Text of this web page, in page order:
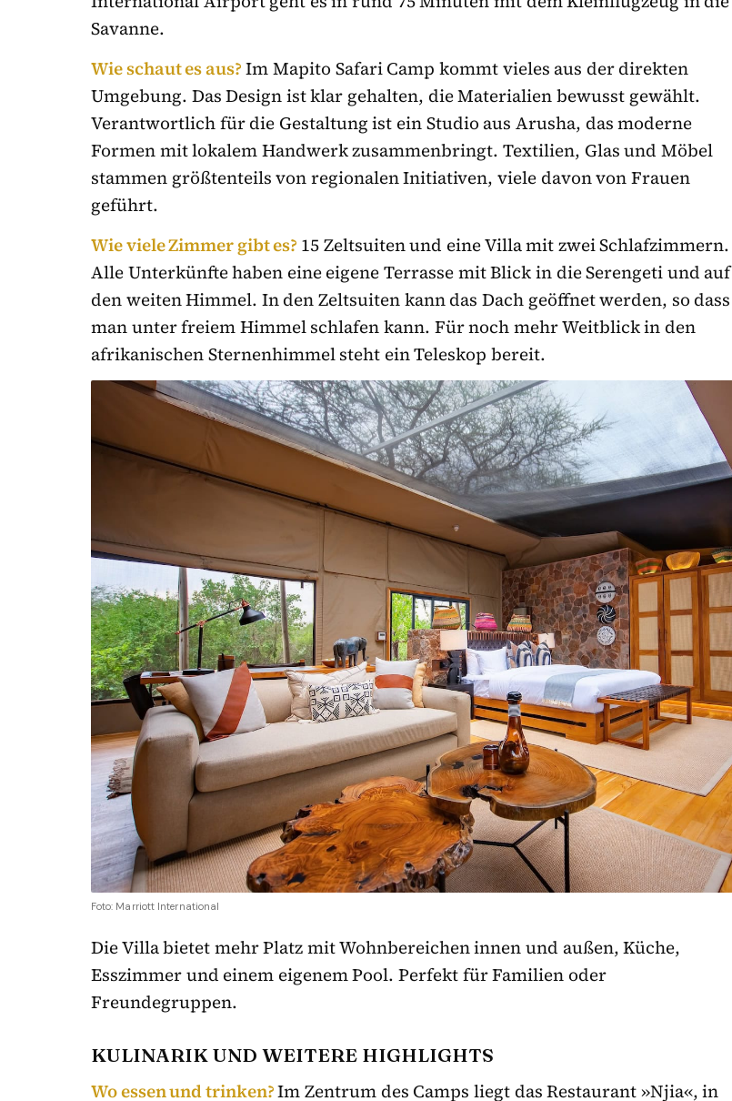
Savanne.
Wie schaut es aus?Im Mapito Safari Camp kommt vieles aus der direkten
Umgebung. Das Design ist klar gehalten, die Materialien bewusst gewählt.
Verantwortlich für die Gestaltung ist ein Studio aus Arusha, das moderne
Formen mit lokalem Handwerk zusammenbringt. Textilien, Glas und Möbel
stammen größtenteils von regionalen Initiativen, viele davon von Frauen
geführt.
Wie viele Zimmer gibt es? 15 Zeltsuiten und eine Villa mit zwei Schlafzimmern.
Alle Unterkünfte haben eine eigene Terrasse mit Blick in die Serengeti und auf
den weiten Himmel. In den Zeltsuiten kann das Dach geöffnet werden, so dass
man unter freiem Himmel schlafen kann. Für noch mehr Weitblick in den
afrikanischen Sternenhimmel steht ein Teleskop bereit.
Foto: Marriott International
Die Villa bietet mehr Platz mit Wohnbereichen innen und außen, Küche,
Esszimmer und einem eigenem Pool. Perfekt für Familien oder
Freundegruppen.
KULINARIK UND WEITERE HIGHLIGHTS
Wo essen und trinken?Im Zentrum des Camps liegt das Restaurant »Njia«, in